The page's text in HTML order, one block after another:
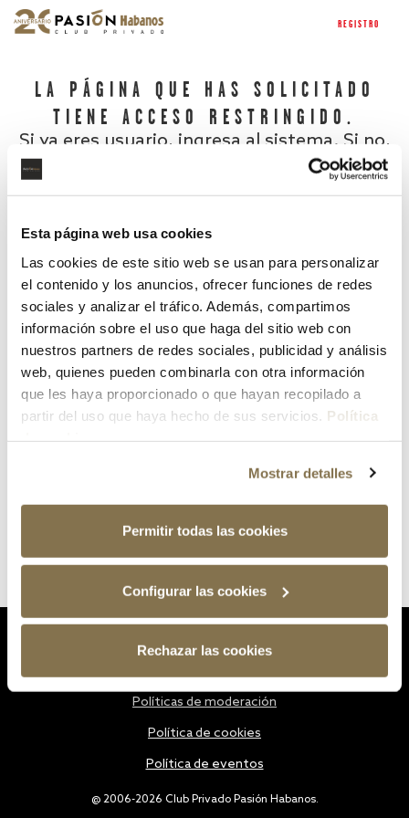
Esta página web usa cookies
Las cookies de este sitio web se usan para personalizar
el contenido y los anuncios, ofrecer funciones de redes
sociales y analizar el tráfico. Además, compartimos
información sobre el uso que haga del sitio web con
nuestros partners de redes sociales, publicidad y análisis
web, quienes pueden combinarla con otra información
que les haya proporcionado o que hayan recopilado a
partir del uso que haya hecho de sus servicios. Política
Mostrar detalles
Permitir todas las cookies
Configurar las cookies
Rechazar las cookies
REGISTRO
LA PÁGINA QUE HAS SOLICITADO
TIENE ACCESO RESTRINGIDO.
Si ya eres usuario, ingresa al sistema. Si no,
¿Has olvidado tu contraseña?
@ 2006-2026 Club Privado Pasión Habanos.
Políticas de moderación
Política de cookies
Política de eventos